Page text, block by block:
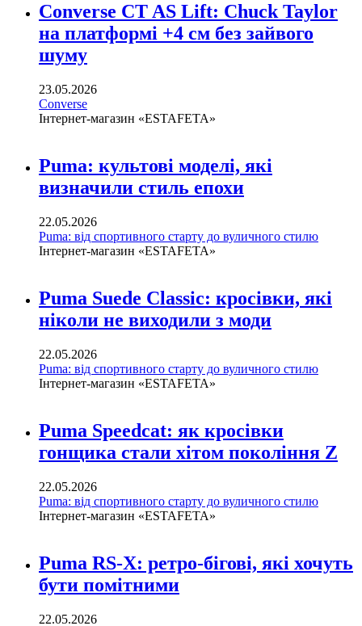
Converse CT AS Lift: Chuck Taylor
на платформі +4 см без зайвого
шуму
23.05.2026
Converse
Інтернет-магазин «ESTAFETA»
Puma: культові моделі, які
визначили стиль епохи
22.05.2026
Puma: від спортивного старту до вуличного стилю
Інтернет-магазин «ESTAFETA»
Puma Suede Classic: кросівки, які
ніколи не виходили з моди
22.05.2026
Puma: від спортивного старту до вуличного стилю
Інтернет-магазин «ESTAFETA»
Puma Speedcat: як кросівки
гонщика стали хітом покоління Z
22.05.2026
Puma: від спортивного старту до вуличного стилю
Інтернет-магазин «ESTAFETA»
Puma RS-X: ретро-бігові, які хочуть
бути помітними
22.05.2026